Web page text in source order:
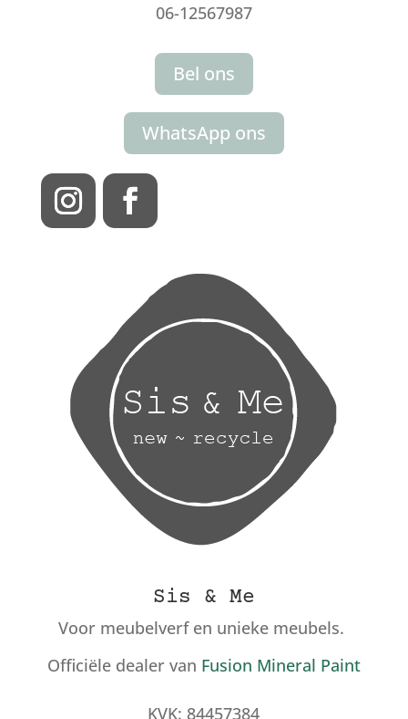
06-12567987
Bel ons
WhatsApp ons
Sis & Me
Voor meubelverf en unieke meubels.
Officiële dealer van Fusion Mineral Paint
KVK: 84457384